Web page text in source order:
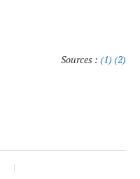
Sources : (1) (2)